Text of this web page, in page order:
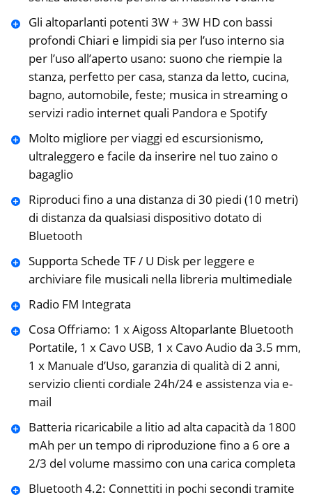
Gli altoparlanti potenti 3W + 3W HD con bassi
profondi Chiari e limpidi sia per l’uso interno sia
per l’uso all’aperto usano: suono che riempie la
stanza, perfetto per casa, stanza da letto, cucina,
bagno, automobile, feste; musica in streaming o
servizi radio internet quali Pandora e Spotify
Molto migliore per viaggi ed escursionismo,
ultraleggero e facile da inserire nel tuo zaino o
bagaglio
Riproduci fino a una distanza di 30 piedi (10 metri)
di distanza da qualsiasi dispositivo dotato di
Bluetooth
Supporta Schede TF / U Disk per leggere e
archiviare file musicali nella libreria multimediale
Radio FM Integrata
Cosa Offriamo: 1 x Aigoss Altoparlante Bluetooth
Portatile, 1 x Cavo USB, 1 x Cavo Audio da 3.5 mm,
1 x Manuale d’Uso, garanzia di qualità di 2 anni,
servizio clienti cordiale 24h/24 e assistenza via e-
mail
Batteria ricaricabile a litio ad alta capacità da 1800
mAh per un tempo di riproduzione fino a 6 ore a
2/3 del volume massimo con una carica completa
Bluetooth 4.2: Connettiti in pochi secondi tramite